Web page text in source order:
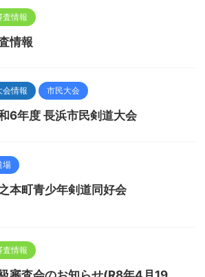
査情報
情報
会情報 市民大会
6年度 長浜市民剣道大会
場
本町青少年剣道同好会
査情報